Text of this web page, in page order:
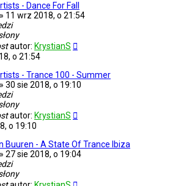
- Dance For Fall
» 11 wrz 2018, o 21:54
autor: KrystianS
o 21:54
- Trance 100 - Summer
» 30 sie 2018, o 19:10
autor: KrystianS
o 19:10
Buuren - A State Of Trance Ibiza
» 27 sie 2018, o 19:04